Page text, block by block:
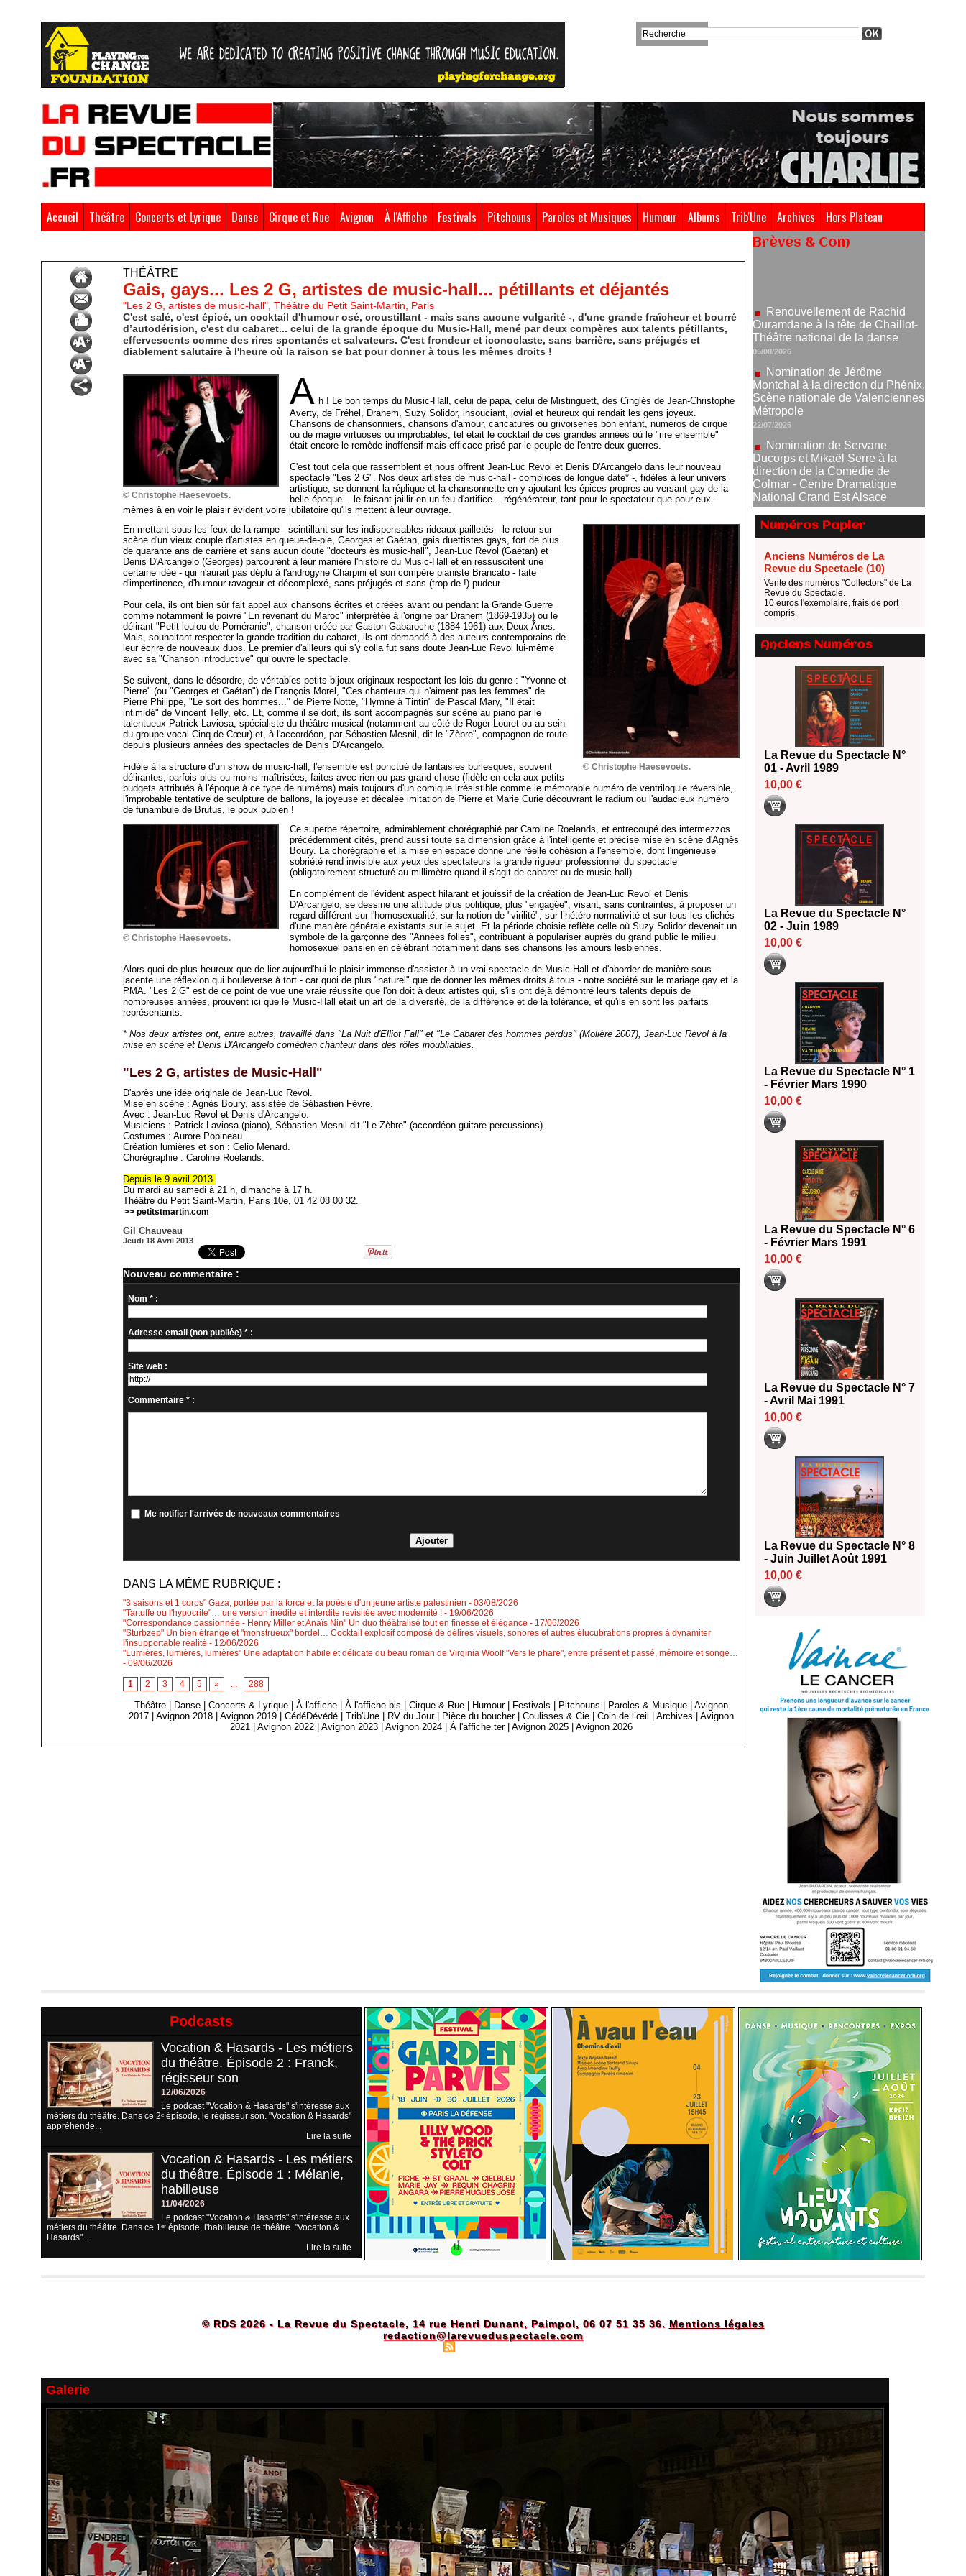
Accueil Théâtre Concerts et Lyrique Danse Cirque et Rue Avignon À l'Affiche Festivals Pitchouns Paroles et Musiques Humour Albums Trib'Une Archives Hors Plateau
THÉÂTRE
Gais, gays... Les 2 G, artistes de music-hall... pétillants et déjantés
"Les 2 G, artistes de music-hall", Théâtre du Petit Saint-Martin, Paris
C'est salé, c'est épicé, un cocktail d'humour osé, croustillant - mais sans aucune vulgarité -, d'une grande fraîcheur et bourré
d’autodérision, c'est du cabaret... celui de la grande époque du Music-Hall, mené par deux compères aux talents pétillants,
effervescents comme des rires spontanés et salvateurs. C'est frondeur et iconoclaste, sans barrière, sans préjugés et
diablement salutaire à l'heure où la raison se bat pour donner à tous les mêmes droits !
© Christophe Haesevoets.
A h ! Le bon temps du Music-Hall, celui de papa, celui de Mistinguett, des Cinglés de Jean-Christophe
Averty, de Fréhel, Dranem, Suzy Solidor, insouciant, jovial et heureux qui rendait les gens joyeux.
Chansons de chansonniers, chansons d'amour, caricatures ou grivoiseries bon enfant, numéros de cirque
ou de magie virtuoses ou improbables, tel était le cocktail de ces grandes années où le "rire ensemble"
était encore le remède inoffensif mais efficace prisé par le peuple de l'entre-deux-guerres.
C'est tout cela que rassemblent et nous offrent Jean-Luc Revol et Denis D'Arcangelo dans leur nouveau
spectacle "Les 2 G". Nos deux artistes de music-hall - complices de longue date* -, fidèles à leur univers
artistique, se donnent la réplique et la chansonnette en y ajoutant les épices propres au versant gay de la
belle époque... le faisant jaillir en un feu d'artifice... régénérateur, tant pour le spectateur que pour eux-
mêmes à en voir le plaisir évident voire jubilatoire qu'ils mettent à leur ouvrage.
© Christophe Haesevoets.
En mettant sous les feux de la rampe - scintillant sur les indispensables rideaux pailletés - le retour sur
scène d'un vieux couple d'artistes en queue-de-pie, Georges et Gaétan, gais duettistes gays, fort de plus
de quarante ans de carrière et sans aucun doute "docteurs ès music-hall", Jean-Luc Revol (Gaétan) et
Denis D'Arcangelo (Georges) parcourent à leur manière l'histoire du Music-Hall et en ressuscitent une
certaine idée - qui n'aurait pas déplu à l'androgyne Charpini et son compère pianiste Brancato - faite
d'impertinence, d'humour ravageur et décomplexé, sans préjugés et sans (trop de !) pudeur.
Pour cela, ils ont bien sûr fait appel aux chansons écrites et créées avant ou pendant la Grande Guerre
comme notamment le poivré "En revenant du Maroc" interprétée à l'origine par Dranem (1869-1935) ou le
délirant "Petit loulou de Poméranie", chanson créée par Gaston Gabaroche (1884-1961) aux Deux Ânes.
Mais, souhaitant respecter la grande tradition du cabaret, ils ont demandé à des auteurs contemporains de
leur écrire de nouveaux duos. Le premier d'ailleurs qui s'y colla fut sans doute Jean-Luc Revol lui-même
avec sa "Chanson introductive" qui ouvre le spectacle.
Se suivent, dans le désordre, de véritables petits bijoux originaux respectant les lois du genre : "Yvonne et
Pierre" (ou "Georges et Gaétan") de François Morel, "Ces chanteurs qui n'aiment pas les femmes" de
Pierre Philippe, "Le sort des hommes..." de Pierre Notte, "Hymne à Tintin" de Pascal Mary, "Il était
intimidé" de Vincent Telly, etc. Et, comme il se doit, ils sont accompagnés sur scène au piano par le
talentueux Patrick Laviosa, spécialiste du théâtre musical (notamment au côté de Roger Louret ou au sein
du groupe vocal Cinq de Cœur) et, à l'accordéon, par Sébastien Mesnil, dit le "Zèbre", compagnon de route
depuis plusieurs années des spectacles de Denis D'Arcangelo.
Fidèle à la structure d'un show de music-hall, l'ensemble est ponctué de fantaisies burlesques, souvent
délirantes, parfois plus ou moins maîtrisées, faites avec rien ou pas grand chose (fidèle en cela aux petits
budgets attribués à l'époque à ce type de numéros) mais toujours d'un comique irrésistible comme le mémorable numéro de ventriloquie réversible,
l'improbable tentative de sculpture de ballons, la joyeuse et décalée imitation de Pierre et Marie Curie découvrant le radium ou l'audacieux numéro
de funambule de Brutus, le poux pubien !
© Christophe Haesevoets.
Ce superbe répertoire, admirablement chorégraphié par Caroline Roelands, et entrecoupé des intermezzos
précédemment cités, prend aussi toute sa dimension grâce à l'intelligente et précise mise en scène d'Agnès
Boury. La chorégraphie et la mise en espace donne une réelle cohésion à l'ensemble, dont l'ingénieuse
sobriété rend invisible aux yeux des spectateurs la grande rigueur professionnel du spectacle
(obligatoirement structuré au millimètre quand il s'agit de cabaret ou de music-hall).
En complément de l'évident aspect hilarant et jouissif de la création de Jean-Luc Revol et Denis
D'Arcangelo, se dessine une attitude plus politique, plus "engagée", visant, sans contraintes, à proposer un
regard différent sur l'homosexualité, sur la notion de "virilité", sur l’hétéro-normativité et sur tous les clichés
d'une manière générale existants sur le sujet. Et la période choisie reflète celle où Suzy Solidor devenait un
symbole de la garçonne des "Années folles", contribuant à populariser auprès du grand public le milieu
homosexuel parisien en célébrant notamment dans ses chansons les amours lesbiennes.
Alors quoi de plus heureux que de lier aujourd'hui le plaisir immense d'assister à un vrai spectacle de Music-Hall et d'aborder de manière sous-
jacente une réflexion qui bouleverse à tort - car quoi de plus "naturel" que de donner les mêmes droits à tous - notre société sur le mariage gay et la
PMA. "Les 2 G" est de ce point de vue une vraie réussite que l'on doit à deux artistes qui, s'ils ont déjà démontré leurs talents depuis de
nombreuses années, prouvent ici que le Music-Hall était un art de la diversité, de la différence et de la tolérance, et qu'ils en sont les parfaits
représentants.
* Nos deux artistes ont, entre autres, travaillé dans "La Nuit d'Elliot Fall" et "Le Cabaret des hommes perdus" (Molière 2007), Jean-Luc Revol à la
mise en scène et Denis D'Arcangelo comédien chanteur dans des rôles inoubliables.
"Les 2 G, artistes de Music-Hall"
D'après une idée originale de Jean-Luc Revol.
Mise en scène : Agnès Boury, assistée de Sébastien Fèvre.
Avec : Jean-Luc Revol et Denis d'Arcangelo.
Musiciens : Patrick Laviosa (piano), Sébastien Mesnil dit "Le Zèbre" (accordéon guitare percussions).
Costumes : Aurore Popineau.
Création lumières et son : Celio Menard.
Chorégraphie : Caroline Roelands.
Depuis le 9 avril 2013.
Du mardi au samedi à 21 h, dimanche à 17 h.
Théâtre du Petit Saint-Martin, Paris 10e, 01 42 08 00 32.
>> petitstmartin.com
Gil Chauveau
Jeudi 18 Avril 2013
Nouveau commentaire :
Nom * :
Adresse email (non publiée) * :
Site web :
Commentaire * :
Me notifier l'arrivée de nouveaux commentaires
DANS LA MÊME RUBRIQUE :
"3 saisons et 1 corps" Gaza, portée par la force et la poésie d'un jeune artiste palestinien - 03/08/2026
"Tartuffe ou l'hypocrite"… une version inédite et interdite revisitée avec modernité ! - 19/06/2026
"Correspondance passionnée - Henry Miller et Anaïs Nin" Un duo théâtralisé tout en finesse et élégance - 17/06/2026
"Sturbzep" Un bien étrange et "monstrueux" bordel… Cocktail explosif composé de délires visuels, sonores et autres élucubrations propres à dynamiter
l'insupportable réalité - 12/06/2026
"Lumières, lumières, lumières" Une adaptation habile et délicate du beau roman de Virginia Woolf "Vers le phare", entre présent et passé, mémoire et songe…
- 09/06/2026
1 2 3 4 5 » ... 288
Théâtre Danse |Concerts & Lyrique |À l'affiche |À l'affiche bis |Cirque & Rue Humour Festivals Pitchouns Paroles & Musique |Avignon
2017
|Avignon 2018 |Avignon 2019 |CédéDévédé |Trib'Une RV du Jour Pièce du boucher |Coulisses & Cie |Coin de l’œil |Archives |Avignon
2021
|Avignon 2022 |Avignon 2023 |Avignon 2024 |À l'affiche ter |Avignon 2025 |Avignon 2026
Brèves & Com
Nomination de Jérôme
Montchal à la direction du Phénix,
Scène nationale de Valenciennes
22/07/2026
Nomination de Servane
Ducorps et Mikaël Serre à la
direction de la Comédie de
National Grand Est Alsace
07/07/2026
Thomas Jolly et Laëtitia
Guédon nommés à la direction du
TNP
02/07/2026
lauréats 2026
23/06/2026
Dispositif ARTCENA Écrire
pour le cirque, les lauréats 2026 !
20/06/2026
Le palmarès des prix SACD
2026
Les 10 lauréats du Fonds
Grandes Formes Théâtre 2026
Nomination de Nathalie
Garraud et Olivier Saccomano à
la direction du Théâtre de
Gennevilliers - CDN
13/06/2026
Dispositif SACD Auteurs
d'espaces : les lauréats 2026
Numéros Papier
Anciens Numéros de La
Revue du Spectacle (10)
Vente des numéros "Collectors" de La
Revue du Spectacle.
10 euros l'exemplaire, frais de port
compris.
Anciens Numéros
La Revue du Spectacle N°
01 - Avril 1989
10,00 €
La Revue du Spectacle N°
02 - Juin 1989
10,00 €
La Revue du Spectacle N° 1
- Février Mars 1990
10,00 €
La Revue du Spectacle N° 6
- Février Mars 1991
10,00 €
La Revue du Spectacle N° 7
- Avril Mai 1991
10,00 €
La Revue du Spectacle N° 8
- Juin Juillet Août 1991
10,00 €
Podcasts
Vocation & Hasards - Les métiers
du théâtre. Épisode 2 : Franck,
régisseur son
12/06/2026
Le podcast "Vocation & Hasards" s'intéresse aux
métiers du théâtre. Dans ce 2ᵉ épisode, le régisseur son. "Vocation & Hasards"
appréhende...
Lire la suite
Vocation & Hasards - Les métiers
du théâtre. Épisode 1 : Mélanie,
habilleuse
11/04/2026
Le podcast "Vocation & Hasards" s'intéresse aux
métiers du théâtre. Dans ce 1ᵉʳ épisode, l'habilleuse de théâtre. "Vocation &
Hasards"...
Lire la suite
© RDS 2026 - La Revue du Spectacle, 14 rue Henri Dunant, Paimpol, 06 07 51 35 36. Mentions légales
redaction@larevueduspectacle.com
Galerie